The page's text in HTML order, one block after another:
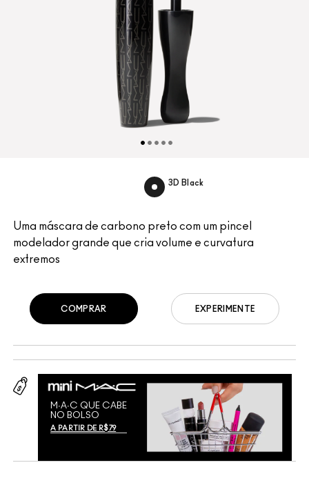
Uma máscara de carbono preto com um pincel
modelador grande que cria volume e curvatura
extremos
3D Black
M∙A∙C QUE CABE
NO BOLSO
A PARTIR DE R$79
EXPERIMENTE
COMPRAR